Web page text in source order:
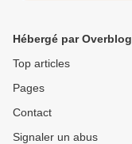
Hébergé par Overblog
Top articles
Pages
Contact
Signaler un abus